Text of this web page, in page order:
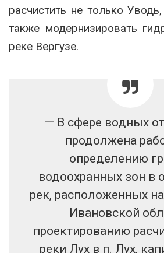
расчистить не только
также модернизировать
реке Вергузе.
— В сфере водных
продолжена
определению
водоохранных зон в
рек, расположенных
Ивановской
проектированию
реки Лух в п. Лух,